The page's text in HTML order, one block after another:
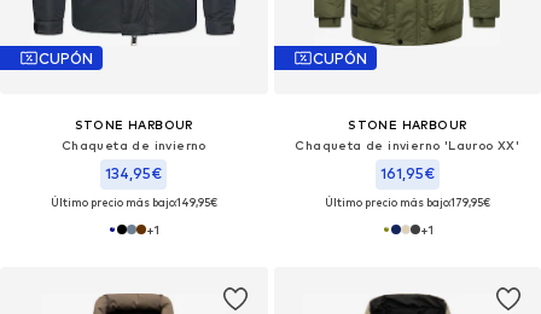
CUPÓN
STONE HARBOUR
Chaqueta de invierno
134,95€
Último precio más bajo:149,95€
+1
CUPÓN
STONE HARBOUR
Chaqueta de invierno 'Lauroo XX'
161,95€
Último precio más bajo:179,95€
+1